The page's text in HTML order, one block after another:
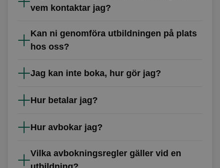
vem kontaktar jag?
Kan ni genomföra utbildningen på plats
hos oss?
Jag kan inte boka, hur gör jag?
Hur betalar jag?
Hur avbokar jag?
Vilka avbokningsregler gäller vid en